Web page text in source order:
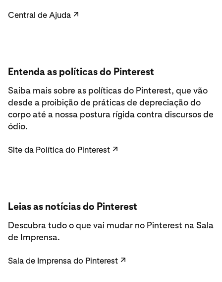
Central de Ajuda ↗
Entenda as políticas do Pinterest
Saiba mais sobre as políticas do Pinterest, que vão
desde a proibição de práticas de depreciação do
corpo até a nossa postura rígida contra discursos de
ódio.
Site da Política do Pinterest ↗
Leias as notícias do Pinterest
Descubra tudo o que vai mudar no Pinterest na Sala
de Imprensa.
Sala de Imprensa do Pinterest ↗